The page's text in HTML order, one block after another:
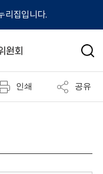
리집입니다.
검
인쇄 공유